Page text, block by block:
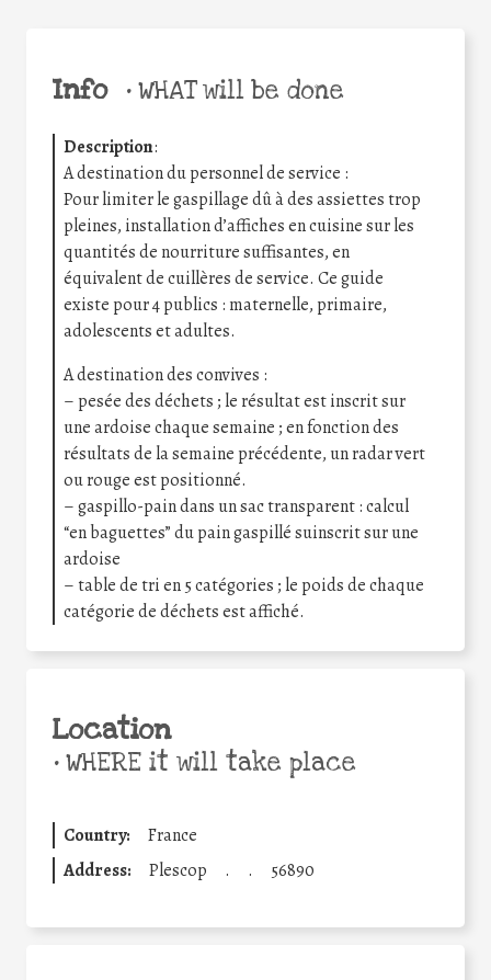
Info •WHAT will be done
Description:
A destination du personnel de service :
Pour limiter le gaspillage dû à des assiettes trop
pleines, installation d’affiches en cuisine sur les
quantités de nourriture suffisantes, en
équivalent de cuillères de service. Ce guide
existe pour 4 publics : maternelle, primaire,
adolescents et adultes.
A destination des convives :
– pesée des déchets ; le résultat est inscrit sur
une ardoise chaque semaine ; en fonction des
résultats de la semaine précédente, un radar vert
ou rouge est positionné.
– gaspillo-pain dans un sac transparent : calcul
“en baguettes” du pain gaspillé suinscrit sur une
ardoise
– table de tri en 5 catégories ; le poids de chaque
catégorie de déchets est affiché.
Location
•WHERE it will take place
Country:
France
Address:
Plescop . . 56890